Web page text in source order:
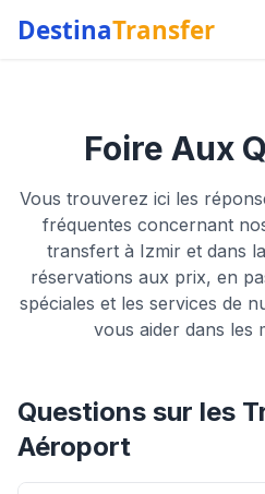
DestinaTransfer
Foire Aux
Vous trouverez ici les
fréquentes concernant
transfert à Izmir et dans
réservations aux prix, en
spéciales et les services de
vous aider dans les
Questions sur les
Aéroport